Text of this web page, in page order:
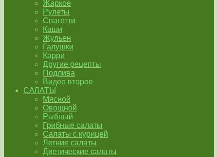
Жаркое
Рулеты
Спагетти
Каши
Жульен
Галушки
Карри
Другие рецепты
Подлива
Видео второе
САЛАТЫ
Мясной
Овощной
Рыбный
Грибные салаты
Салаты с курицей
Летние салаты
Диетические салаты